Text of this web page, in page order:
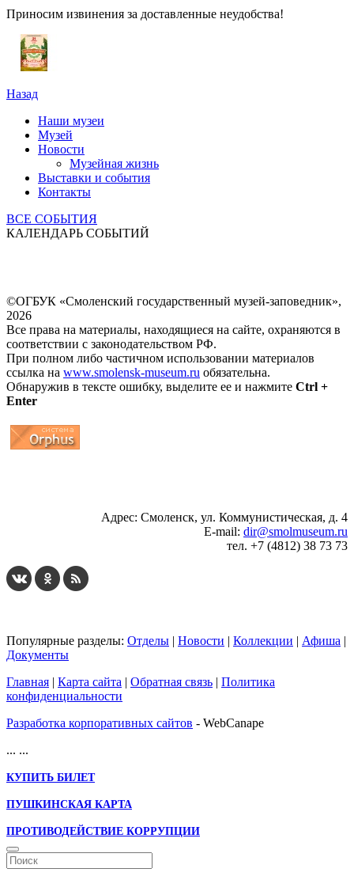
Приносим извинения за доставленные неудобства!
Назад
Наши музеи
Музей
Новости
Музейная жизнь
Выставки и события
Контакты
ВСЕ СОБЫТИЯ
КАЛЕНДАРЬ СОБЫТИЙ
©ОГБУК «Смоленский государственный музей-заповедник»,
2026
Все права на материалы, находящиеся на сайте, охраняются в
соответствии с законодательством РФ.
При полном либо частичном использовании материалов
ссылка на www.smolensk-museum.ru обязательна.
Обнаружив в тексте ошибку, выделите ее и нажмите Ctrl +
Enter
Адрес: Смоленск, ул. Коммунистическая, д. 4
E-mail: dir@smolmuseum.ru
тел. +7 (4812) 38 73 73
Популярные разделы: Отделы | Новости | Коллекции | Афиша |
Документы
Главная | Карта сайта | Обратная связь | Политика
конфиденциальности
Разработка корпоративных сайтов - WebCanape
... ...
КУПИТЬ БИЛЕТ
ПУШКИНСКАЯ КАРТА
ПРОТИВОДЕЙСТВИЕ КОРРУПЦИИ